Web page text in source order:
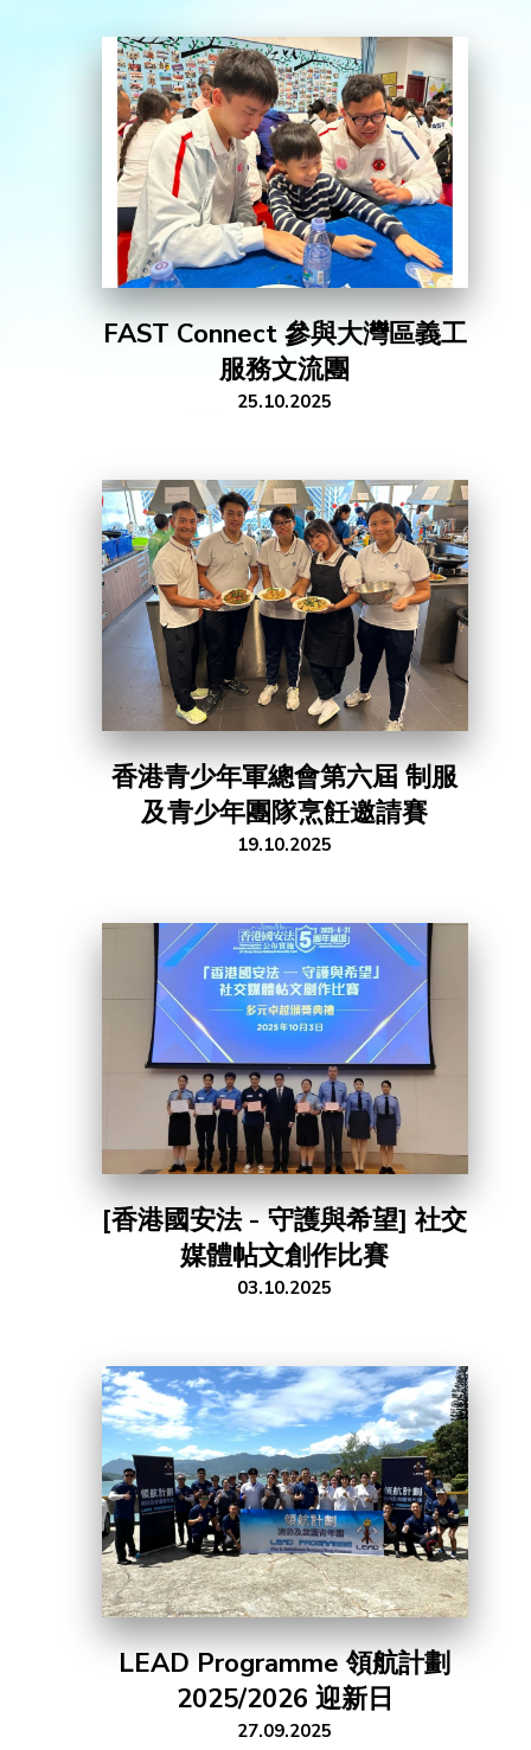
FAST Connect 參與大灣區義工
服務文流團
25.10.2025
香港青少年軍總會第六屆 制服
及青少年團隊烹飪邀請賽
19.10.2025
[香港國安法 - 守護與希望] 社交
媒體帖文創作比賽
03.10.2025
LEAD Programme 領航計劃
2025/2026 迎新日
27.09.2025